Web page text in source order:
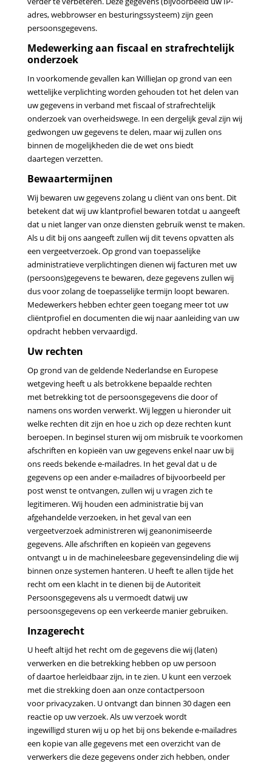
adres, webbrowser en besturingssysteem) zijn geen
persoonsgegevens.
Medewerking aan fiscaal en strafrechtelijk
onderzoek
In voorkomende gevallen kan WillieJan op grond van een
wettelijke verplichting worden gehouden tot het delen van
uw gegevens in verband met fiscaal of strafrechtelijk
onderzoek van overheidswege. In een dergelijk gevalzijn wij
gedwongen uw gegevens te delen, maar wij zullen ons
binnen de mogelijkheden die de wet ons biedt
daartegen verzetten.
Bewaartermijnen
Wij bewaren uw gegevens zolang u cliënt van ons bent. Dit
betekent dat wij uw klantprofiel bewaren totdat u aangeeft
dat u niet langer van onze diensten gebruik wenst te maken.
Als u dit bij ons aangeeft zullen wij dittevens opvatten als
een vergeetverzoek. Op grond van toepasselijke
administratieve verplichtingen dienen wijfacturen met uw
(persoons)gegevens te bewaren, deze gegevens zullen wij
dus voor zolang de toepasselijketermijn loopt bewaren.
Medewerkers hebben echter geen toegang meer tot uw
cliëntprofiel en documenten diewij naar aanleiding van uw
opdracht hebben vervaardigd.
Uw rechten
Op grond van de geldende Nederlandse en Europese
wetgeving heeft u als betrokkene bepaalde rechten
met betrekking tot de persoonsgegevens die door of
namens ons worden verwerkt. Wij leggen u hieronder uit
welke rechten dit zijn en hoe u zich op deze rechten kunt
beroepen. In beginsel sturen wij om misbruik te voorkomen
afschriften en kopieën van uw gegevens enkel naar uw bij
ons reeds bekende e-mailadres. In het geval dat u de
gegevens op een ander e-mailadres of bijvoorbeeld per
postwenst te ontvangen, zullen wij u vragen zich te
legitimeren. Wij houden een administratie bij van
afgehandeldeverzoeken, in het geval van een
vergeetverzoek administreren wij geanonimiseerde
gegevens. Alle afschriften en kopieën van gegevens
ontvangt u in de machineleesbare gegevensindeling die wij
binnen onze systemen hanteren. U heeft te allen tijde het
recht om een klacht in te dienen bij de Autoriteit
Persoonsgegevens als u vermoedt datwij uw
persoonsgegevens op een verkeerde manier gebruiken.
Inzagerecht
U heeft altijd het recht om de gegevens die wij (laten)
verwerken en die betrekking hebben op uw persoon
ofdaartoe herleidbaar zijn, in te zien. U kunt een verzoek
met die strekking doen aan onze contactpersoon
voor privacyzaken. U ontvangt dan binnen 30 dagen een
reactie op uw verzoek. Als uw verzoek wordt
ingewilligd sturen wij u op het bij ons bekende e-mailadres
een kopie van alle gegevens met een overzicht van de
verwerkersdie deze gegevens onder zich hebben, onder